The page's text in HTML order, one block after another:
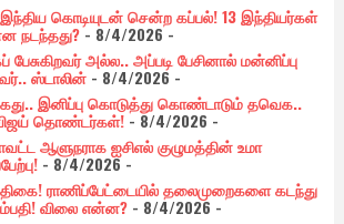
கொடியுடன் சென்ற கப்பல்! 13 இந்தியர்கள்
நடந்தது?- 8/4/2026-
பேசுகிறவர் அல்ல.. அப்படி பேசினால் மன்னிப்பு
ஸ்டாலின்- 8/4/2026 -
இனிப்பு கொடுத்து கொண்டாடும் தவெக..
தொண்டர்கள்!- 8/4/2026 -
ஆளுநராக ஐசிஎல் குழுமத்தின் உமா
- 8/4/2026-
ராணிப்பேட்டையில் தலைமுறைகளை கடந்து
விலை என்ன?- 8/4/2026 -